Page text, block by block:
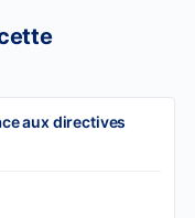
aux directives